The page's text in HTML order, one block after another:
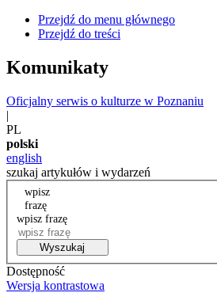
Przejdź do menu głównego
Przejdź do treści
Komunikaty
Oficjalny serwis o kulturze w Poznaniu
|
PL
polski
english
szukaj artykułów i wydarzeń
wpisz
frazę
wpisz frazę
Wyszukaj
Dostępność
Wersja kontrastowa